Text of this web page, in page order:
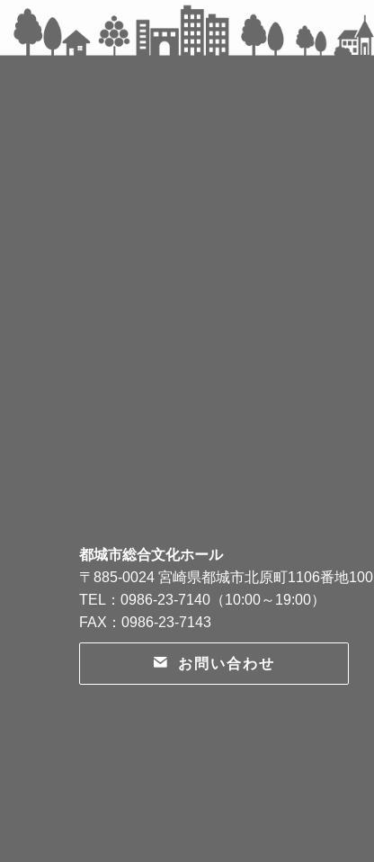
都城市総合文化ホール
〒885-0024 宮崎県都城市北原町1106番地100
TEL：0986-23-7140（10:00～19:00）
FAX：0986-23-7143
お問い合わせ